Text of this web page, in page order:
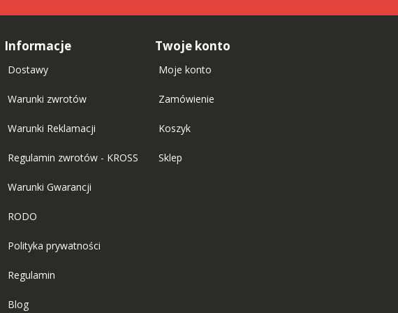
Informacje
Dostawy
Warunki zwrotów
Warunki Reklamacji
Regulamin zwrotów - KROSS
Warunki Gwarancji
RODO
Polityka prywatności
Regulamin
Blog
Twoje konto
Moje konto
Zamówienie
Koszyk
Sklep